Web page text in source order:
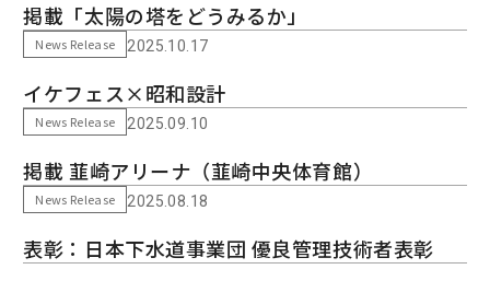
掲載「太陽の塔をどうみるか」
News Release 2025.10.17
イケフェス×昭和設計
News Release 2025.09.10
掲載 韮崎アリーナ（韮崎中央体育館）
News Release 2025.08.18
表彰：日本下水道事業団 優良管理技術者表彰